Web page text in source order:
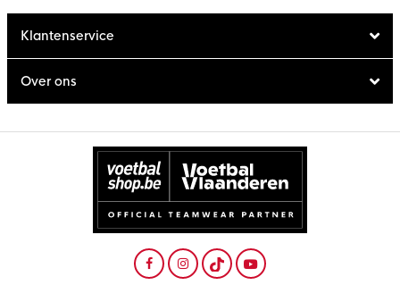
Klantenservice
Over ons